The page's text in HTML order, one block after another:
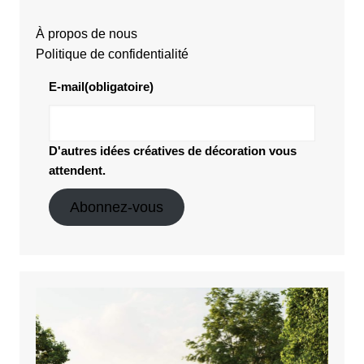
À propos de nous
Politique de confidentialité
E-mail(obligatoire)
D'autres idées créatives de décoration vous
attendent.
Abonnez-vous